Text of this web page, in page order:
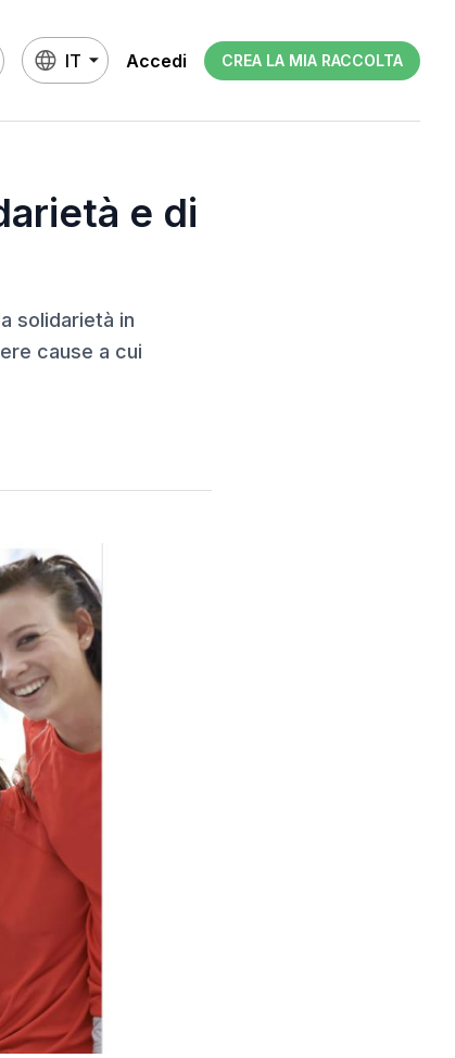
IT Accedi CREA LA MIA RACCOLTA
e di
solidarietà in
cause a cui